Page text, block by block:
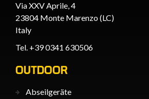
Via XXV Aprile, 4
23804 Monte Marenzo (LC)
Italy
Tel. +39 0341 630506
OUTDOOR
Abseilgeräte